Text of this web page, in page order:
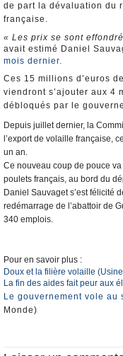
de part la dévaluation du
française.
« Les prix se sont
avait estimé Daniel
mois dernier.
Ces 15 millions d’euros
viendront s’ajouter aux 4
débloqués par le
Depuis juillet dernier, la
l’export de volaille française,
un an.
Ce nouveau coup de pouce
poulets français, au bord du
Daniel Sauvaget s’est félicité
redémarrage de l’abattoir de
340 emplois.
Pour en savoir plus :
Doux et la filière volaille
La fin des aides fait peur aux
Le gouvernement vole au
Monde)